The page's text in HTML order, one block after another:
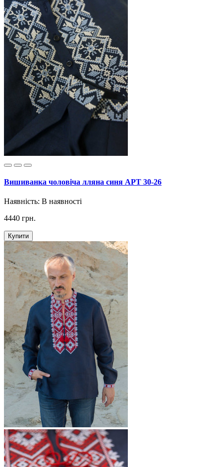
Вишиванка чоловіча лляна синя АРТ 30-26
Наявність: В наявності
4440 грн.
Купити